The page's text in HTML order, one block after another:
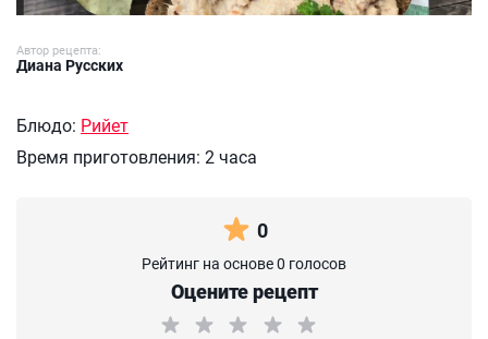
Автор рецепта:
Диана Русских
Блюдо: Рийет
Время приготовления: 2 часа
0
Рейтинг на основе 0 голосов
Оцените рецепт